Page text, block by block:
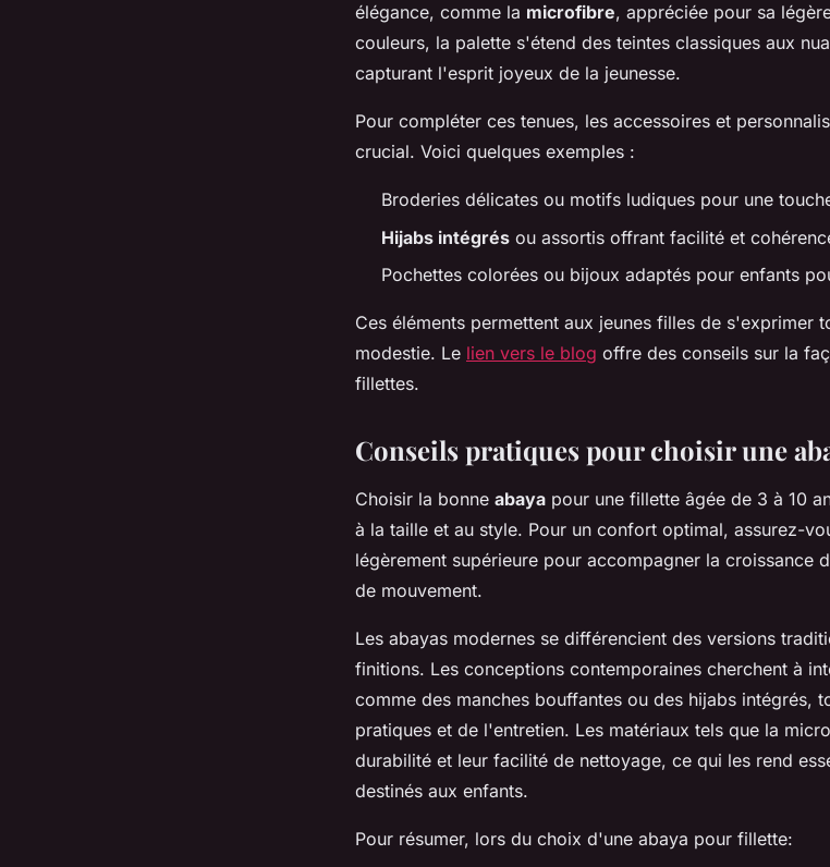
élégance, comme la microfibre, appréciée pour sa
couleurs, la palette s'étend des teintes classiques aux
capturant l'esprit joyeux de la jeunesse.
Pour compléter ces tenues, les accessoires et
crucial. Voici quelques exemples :
Broderies délicates ou motifs ludiques pour une
Hijabs intégrés ou assortis offrant facilité et
Pochettes colorées ou bijoux adaptés pour enfants
Ces éléments permettent aux jeunes filles de s'exprimer
modestie. Le lien vers le blog offre des conseils sur la
fillettes.
Conseils pratiques pour choisir une
Choisir la bonne abaya pour une fillette âgée de 3 à 10
à la taille et au style. Pour un confort optimal, assurez-
légèrement supérieure pour accompagner la croissance
de mouvement.
Les abayas modernes se différencient des versions
finitions. Les conceptions contemporaines cherchent à
comme des manches bouffantes ou des hijabs intégrés,
pratiques et de l'entretien. Les matériaux tels que la
durabilité et leur facilité de nettoyage, ce qui les rend
destinés aux enfants.
Pour résumer, lors du choix d'une abaya pour fillette: